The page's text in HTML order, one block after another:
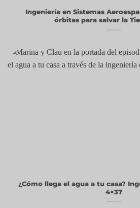
Ingeniería en Sistemas
órbitas para salvar la
¿Cómo llega el agua a tu casa?
4×37